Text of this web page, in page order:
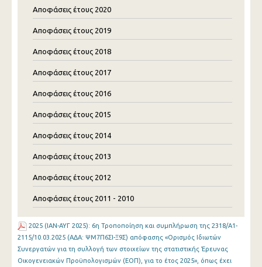
Αποφάσεις έτους 2020
Αποφάσεις έτους 2019
Αποφάσεις έτους 2018
Αποφάσεις έτους 2017
Αποφάσεις έτους 2016
Αποφάσεις έτους 2015
Αποφάσεις έτους 2014
Αποφάσεις έτους 2013
Αποφάσεις έτους 2012
Αποφάσεις έτους 2011 - 2010
2025 (ΙΑΝ-ΑΥΓ 2025): 6η Τροποποίηση και συμπλήρωση της 2318/Α1-
2115/10.03.2025 (ΑΔΑ: ΨΜ7Π6ΣΙ-Ξ9Σ) απόφασης «Ορισμός Ιδιωτών
Συνεργατών για τη συλλογή των στοιχείων της στατιστικής Έρευνας
Οικογενειακών Προϋπολογισμών (ΕΟΠ), για το έτος 2025», όπως έχει